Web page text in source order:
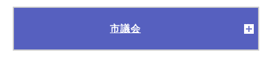
市議会